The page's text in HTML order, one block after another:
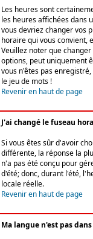
Les heures sont
les heures affichées dans
vous devriez changer vos
horaire qui vous convient,
Veuillez noter que
options, peut uniquement
vous n'êtes pas
le jeu de mots !
Revenir en haut de page
J'ai changé le fuseau
Si vous êtes sûr d'avoir
différente, la réponse la
n'a pas été conçu pour
d'été; donc, durant l'été,
locale réelle.
Revenir en haut de page
Ma langue n'est pas